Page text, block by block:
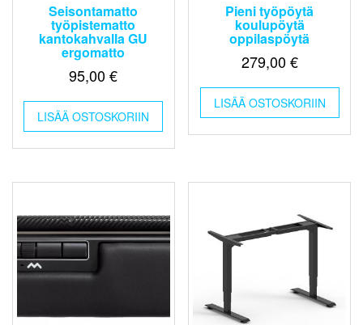
Seisontamatto
työpistematto
kantokahvalla GU
ergomatto
95,00€
LISÄÄ OSTOSKORIIN
Pieni työpöytä
koulupöytä
oppilaspöytä
279,00€
LISÄÄ OSTOSKORIIN